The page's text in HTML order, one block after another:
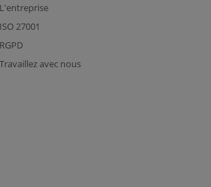
L'entreprise
ISO 27001
RGPD
Travaillez avec nous